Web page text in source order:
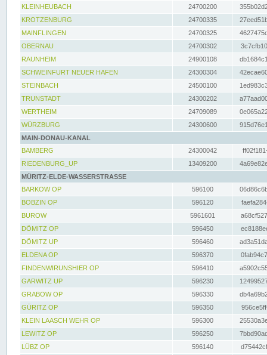
KLEINHEUBACH 24700200
KROTZENBURG
24700335
MAINFLINGEN
24700325
OBERNAU
24700302
RAUNHEIM
24900108
SCHWEINFURT NEUER HAFEN
24300304
STEINBACH
24500100
TRUNSTADT
24300202
WERTHEIM
24709089
WÜRZBURG
24300600
MAIN-DONAU-KANAL
BAMBERG
24300042
RIEDENBURG_UP
13409200
MÜRITZ-ELDE-WASSERSTRASSE
BARKOW OP
596100
BOBZIN OP
596120
BUROW
5961601
DÖMITZ OP
596450
DÖMITZ UP
596460
ELDENA OP
596370
FINDENWIRUNSHIER OP
596410
GARWITZ UP
596230
GRABOW OP
596330
GÜRITZ OP
596350
KLEIN LAASCH WEHR OP
596300
LEWITZ OP
596250
LÜBZ OP
596140